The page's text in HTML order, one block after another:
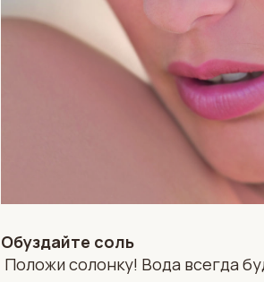
Обуздайте соль
Положи солонку! Вода всегда